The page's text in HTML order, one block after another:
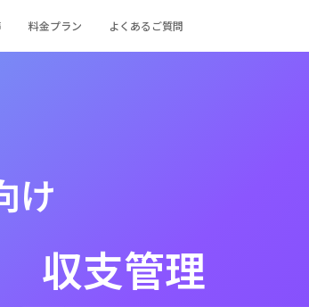
料金プラン よくあるご質問
け
収支管理